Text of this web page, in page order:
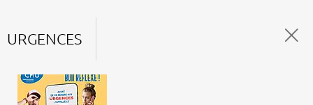
URGENCES